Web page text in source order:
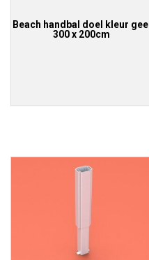
Beach handbal doel kleur geel
300 x 200cm